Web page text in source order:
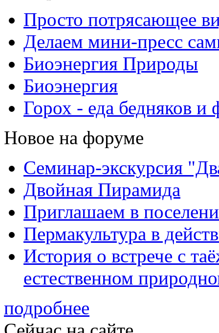
Просто потрясающее
Делаем мини-пресс
Биоэнергия Природы
Биоэнергия
Горох - еда бедняков и
Новое на форуме
Семинар-экскурсия
Двойная Пирамида
Приглашаем в
Пермакультура в
История о встрече с
естественном
подробнее